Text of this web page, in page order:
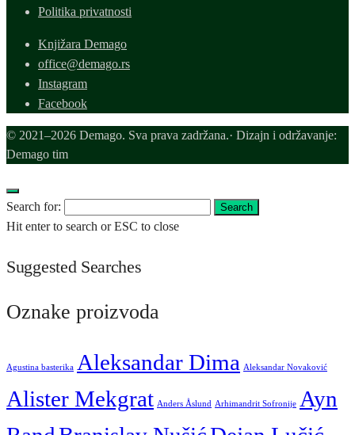
Politika privatnosti
Knjižara Demago
office@demago.rs
Instagram
Facebook
© 2021–2026 Demago. Sva prava zadržana.· Dizajn i održavanje:
Demago tim
Search for: Search
Hit enter to search or ESC to close
Suggested Searches
Oznake proizvoda
Agustina basterika Aleksandar Dima Aleksandar Novaković
Alister Mekgrat Anders Åslund Arhimandrit Sofronije Ayn